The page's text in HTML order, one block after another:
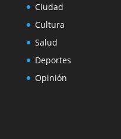
Ciudad
Cultura
Salud
Deportes
Opinión